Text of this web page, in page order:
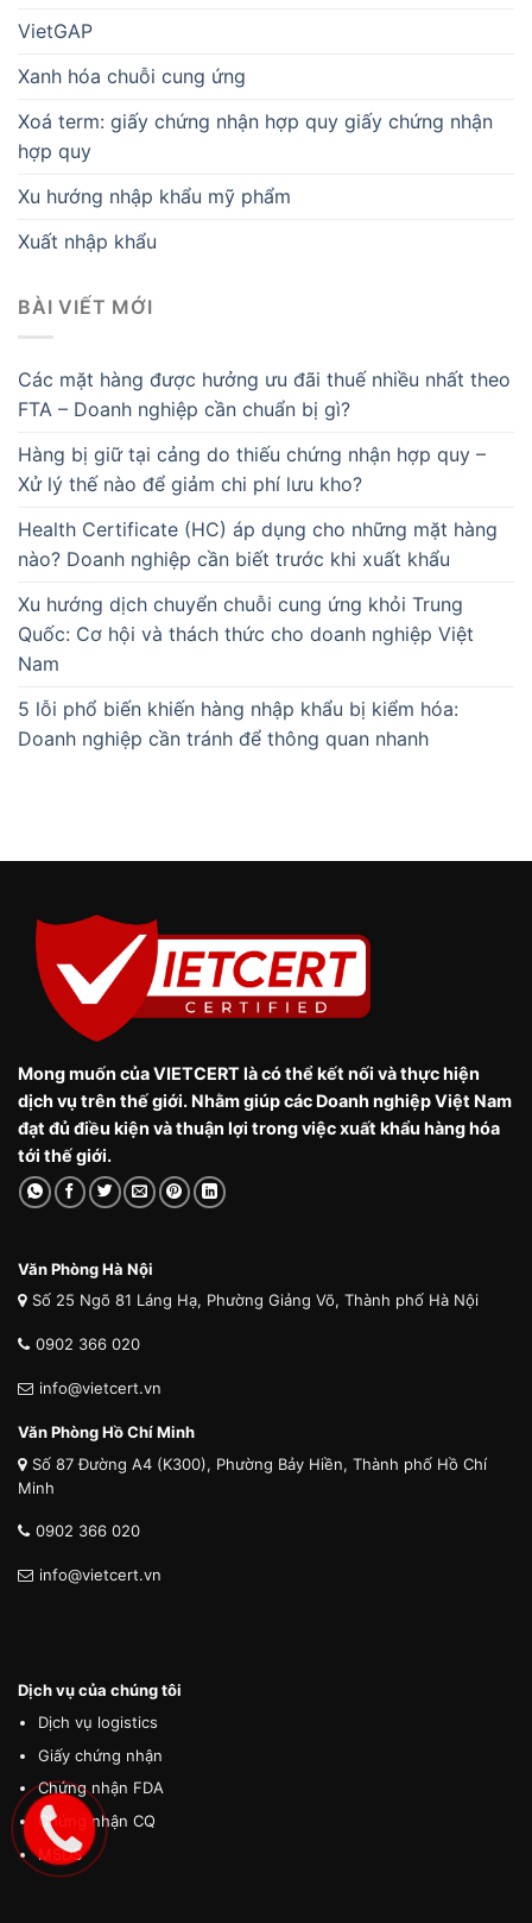
VietGAP
Xanh hóa chuỗi cung ứng
Xoá term: giấy chứng nhận hợp quy giấy chứng nhận
hợp quy
Xu hướng nhập khẩu mỹ phẩm
Xuất nhập khẩu
BÀI VIẾT MỚI
Các mặt hàng được hưởng ưu đãi thuế nhiều nhất theo
FTA – Doanh nghiệp cần chuẩn bị gì?
Hàng bị giữ tại cảng do thiếu chứng nhận hợp quy –
Xử lý thế nào để giảm chi phí lưu kho?
Health Certificate (HC) áp dụng cho những mặt hàng
nào? Doanh nghiệp cần biết trước khi xuất khẩu
Xu hướng dịch chuyển chuỗi cung ứng khỏi Trung
Quốc: Cơ hội và thách thức cho doanh nghiệp Việt
Nam
5 lỗi phổ biến khiến hàng nhập khẩu bị kiểm hóa:
Doanh nghiệp cần tránh để thông quan nhanh
Mong muốn của VIETCERT là có thể kết nối và thực hiện
dịch vụ trên thế giới. Nhằm giúp các Doanh nghiệp Việt Nam
đạt đủ điều kiện và thuận lợi trong việc xuất khẩu hàng hóa
tới thế giới.
Văn Phòng Hà Nội
Số 25 Ngõ 81 Láng Hạ, Phường Giảng Võ, Thành phố Hà Nội
0902 366 020
info@vietcert.vn
Văn Phòng Hồ Chí Minh
Số 87 Đường A4 (K300), Phường Bảy Hiền, Thành phố Hồ Chí
Minh
0902 366 020
info@vietcert.vn
Dịch vụ của chúng tôi
Dịch vụ logistics
Giấy chứng nhận
Chứng nhận FDA
Chứng nhận CQ
MSDS